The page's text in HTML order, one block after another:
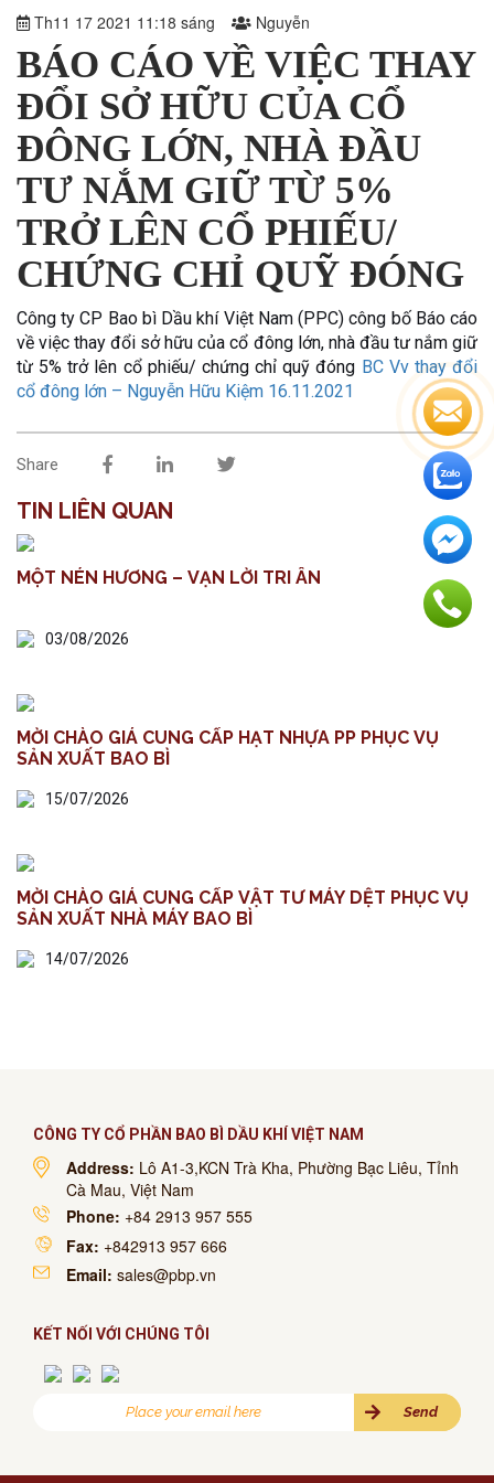
Th11 17 2021 11:18 sáng Nguyễn
BÁO CÁO VỀ VIỆC THAY
ĐỔI SỞ HỮU CỦA CỔ
ĐÔNG LỚN, NHÀ ĐẦU
TƯ NẮM GIỮ TỪ 5%
TRỞ LÊN CỔ PHIẾU/
CHỨNG CHỈ QUỸ ĐÓNG
Công ty CP Bao bì Dầu khí Việt Nam (PPC) công bố Báo cáo
về việc thay đổi sở hữu của cổ đông lớn, nhà đầu tư nắm giữ
từ 5% trở lên cổ phiếu/ chứng chỉ quỹ đóng BC Vv thay đổi
cổ đông lớn – Nguyễn Hữu Kiệm 16.11.2021
Share
TIN LIÊN QUAN
MỘT NÉN HƯƠNG – VẠN LỜI TRI ÂN
03/08/2026
MỜI CHÀO GIÁ CUNG CẤP HẠT NHỰA PP PHỤC VỤ
SẢN XUẤT BAO BÌ
15/07/2026
MỜI CHÀO GIÁ CUNG CẤP VẬT TƯ MÁY DỆT PHỤC VỤ
SẢN XUẤT NHÀ MÁY BAO BÌ
14/07/2026
CÔNG TY CỔ PHẦN BAO BÌ DẦU KHÍ VIỆT NAM
Address: Lô A1-3,KCN Trà Kha, Phường Bạc Liêu, Tỉnh
Cà Mau, Việt Nam
Phone: +84 2913 957 555
Fax: +842913 957 666
Email: sales@pbp.vn
KẾT NỐI VỚI CHÚNG TÔI